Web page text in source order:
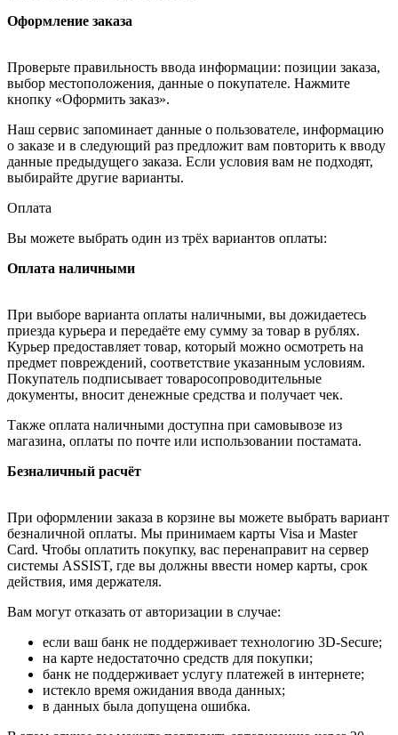
Оформление заказа
Проверьте правильность ввода информации: позиции заказа,
выбор местоположения, данные о покупателе. Нажмите
кнопку «Оформить заказ».
Наш сервис запоминает данные о пользователе, информацию
о заказе и в следующий раз предложит вам повторить к вводу
данные предыдущего заказа. Если условия вам не подходят,
выбирайте другие варианты.
Оплата
Вы можете выбрать один из трёх вариантов оплаты:
Оплата наличными
При выборе варианта оплаты наличными, вы дожидаетесь
приезда курьера и передаёте ему сумму за товар в рублях.
Курьер предоставляет товар, который можно осмотреть на
предмет повреждений, соответствие указанным условиям.
Покупатель подписывает товаросопроводительные
документы, вносит денежные средства и получает чек.
Также оплата наличными доступна при самовывозе из
магазина, оплаты по почте или использовании постамата.
Безналичный расчёт
При оформлении заказа в корзине вы можете выбрать вариант
безналичной оплаты. Мы принимаем карты Visa и Master
Card. Чтобы оплатить покупку, вас перенаправит на сервер
системы ASSIST, где вы должны ввести номер карты, срок
действия, имя держателя.
Вам могут отказать от авторизации в случае:
если ваш банк не поддерживает технологию 3D-Secure;
на карте недостаточно средств для покупки;
банк не поддерживает услугу платежей в интернете;
истекло время ожидания ввода данных;
в данных была допущена ошибка.